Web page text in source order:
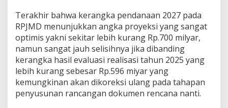
Terakhir bahwa kerangka pendanaan 2027 pada
RPJMD menunjukkan angka proyeksi yang sangat
optimis yakni sekitar lebih kurang Rp.700 milyar,
namun sangat jauh selisihnya jika dibanding
kerangka hasil evaluasi realisasi tahun 2025 yang
lebih kurang sebesar Rp.596 miyar yang
kemungkinan akan dikoreksi ulang pada tahapan
penyusunan rancangan dokumen rencana nanti.